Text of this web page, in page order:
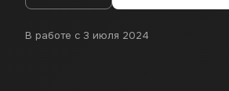
В работе с 3 июля 2024